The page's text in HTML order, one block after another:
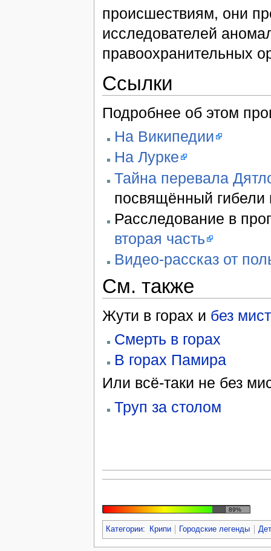
происшествиям, они
исследователей
правоохранительных
Ссылки
Подробнее об этом
На Википедии
На Лурке
Тайна перевала
посвящённый гибели
Расследование в
вторая часть
Видео-рассказ от
См. также
Жути в горах и без
Смерть в горах
В горах Памира
Или всё-таки не без
Труп за столом
89%
Категории: Крипи Городские легенды